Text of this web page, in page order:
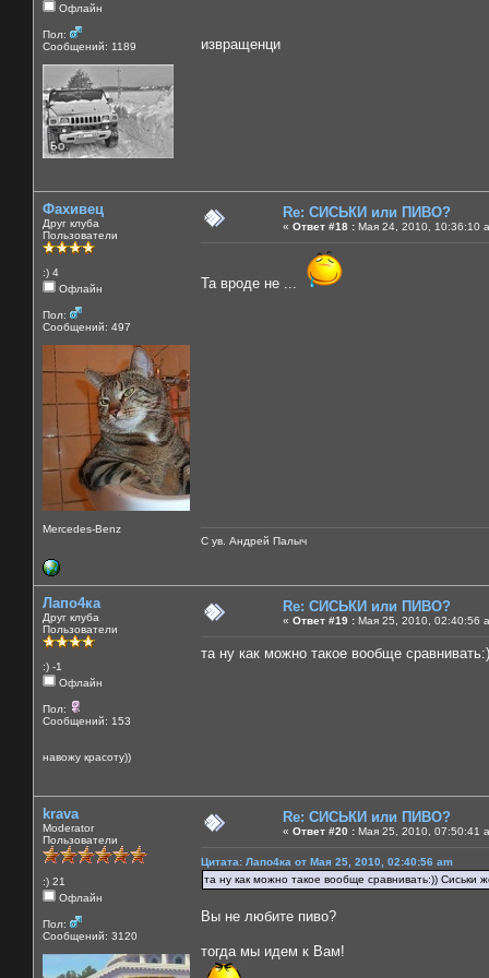
Офлайн
Пол:
Сообщений: 1189
извращенци
Фахивец
Друг клуба
Пользователи
:) 4
Офлайн
Пол:
Сообщений: 497
Mercedes-Benz
Re: СИСЬКИ или ПИВО?
« Ответ #18 : Мая 24, 2010, 10:36:10
Та вроде не ...
С ув. Андрей Палыч
Лапо4ка
Друг клуба
Пользователи
:) -1
Офлайн
Пол:
Сообщений: 153
навожу красоту))
Re: СИСЬКИ или ПИВО?
« Ответ #19 : Мая 25, 2010, 02:40:56
та ну как можно такое вообще
krava
Moderator
Пользователи
:) 21
Офлайн
Пол:
Сообщений: 3120
Re: СИСЬКИ или ПИВО?
« Ответ #20 : Мая 25, 2010, 07:50:41
Цитата: Лапо4ка от Мая 25, 2010, 02:40:56 am
та ну как можно такое вообще сравнивать:)) Сиськи
Вы не любите пиво?
тогда мы идем к Вам!